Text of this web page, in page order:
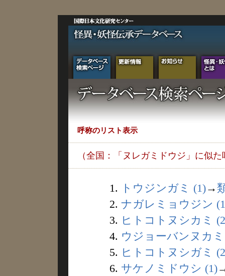
呼称のリスト表示
（全国：「ヌレガミドウジ」に似た
1. トウジンガミ (1)→
2. ナガレミョウジン
3. ヒトコトヌシカミ
4. ウジョーバンヌカ
5. ヒトコトヌシガミ
6. サケノミドウシ (1)